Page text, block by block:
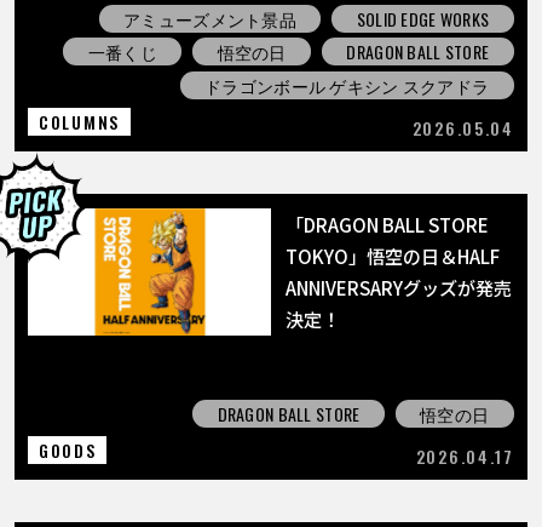
アミューズメント景品
SOLID EDGE WORKS
一番くじ
悟空の日
DRAGON BALL STORE
ドラゴンボール ゲキシン スクアドラ
COLUMNS
2026.05.04
「DRAGON BALL STORE
TOKYO」悟空の日＆HALF
ANNIVERSARYグッズが発売
決定！
DRAGON BALL STORE
悟空の日
GOODS
2026.04.17